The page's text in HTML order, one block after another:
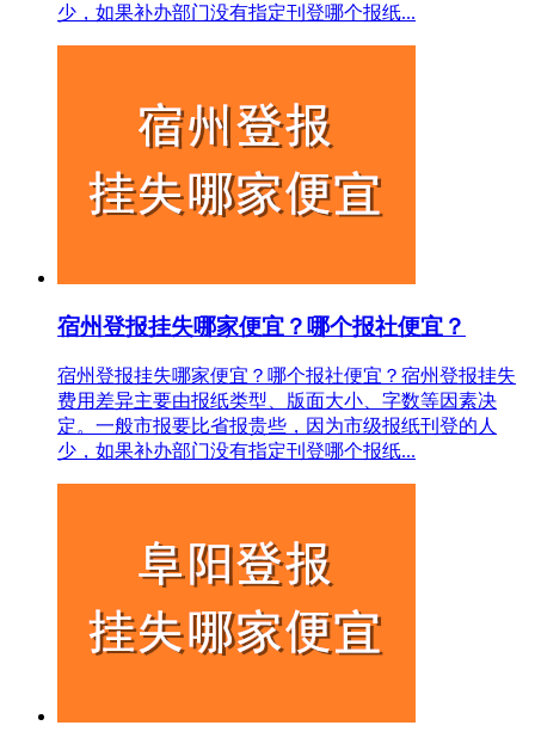
少，如果补办部门没有指定刊登哪个报纸...
宿州登报挂失哪家便宜？哪个报社便宜？
宿州登报挂失哪家便宜？哪个报社便宜？宿州登报挂失
费用差异主要由报纸类型、版面大小、字数等因素决
定。一般市报要比省报贵些，因为市级报纸刊登的人
少，如果补办部门没有指定刊登哪个报纸...